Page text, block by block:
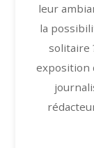
leur
la
solitaire
exposition